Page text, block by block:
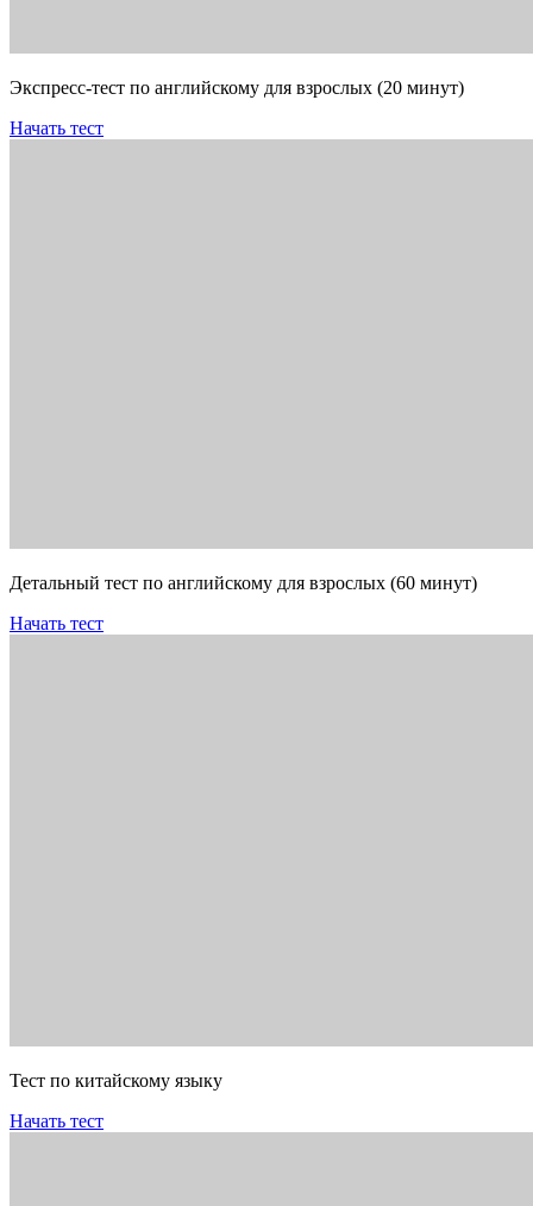
Экспресс-тест по английскому для взрослых (20 минут)
Начать тест
Детальный тест по английскому для взрослых (60 минут)
Начать тест
Тест по китайскому языку
Начать тест